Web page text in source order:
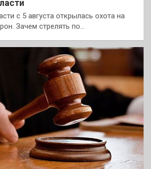
с 5 августа открылась охота на
Зачем стрелять по…